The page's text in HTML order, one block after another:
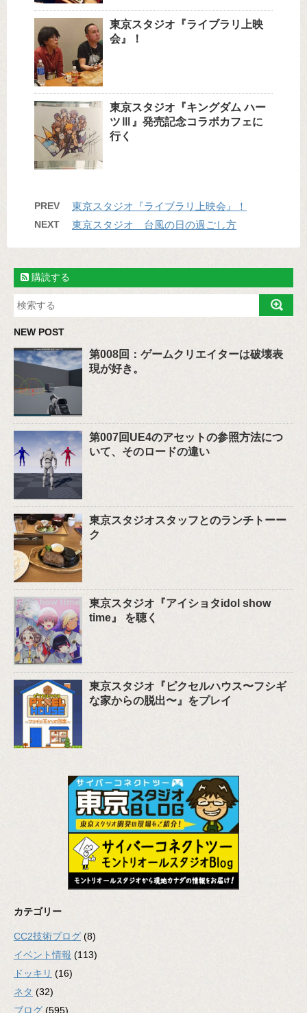
東京スタジオ『ライブラリ上映
会』！
東京スタジオ『キングダム ハー
ツⅢ』発売記念コラボカフェに
行く
PREV 東京スタジオ『ライブラリ上映会』！
NEXT 東京スタジオ 台風の日の過ごし方
購読する
NEW POST
第008回：ゲームクリエイターは破壊表
現が好き。
第007回UE4のアセットの参照方法につ
いて、そのロードの違い
東京スタジオスタッフとのランチトーー
ク
東京スタジオ『アイショタidol show
time』 を聴く
東京スタジオ『ピクセルハウス〜フシギ
な家からの脱出〜』をプレイ
カテゴリー
CC2技術ブログ (8)
イベント情報 (113)
ドッキリ (16)
ネタ (32)
ブログ (595)